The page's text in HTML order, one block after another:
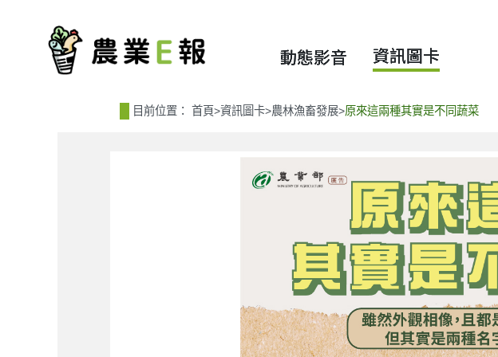
動態影音 資訊圖卡
目前位置： 首頁>資訊圖卡>農林漁畜發展>原來這兩種其實是不同蔬菜